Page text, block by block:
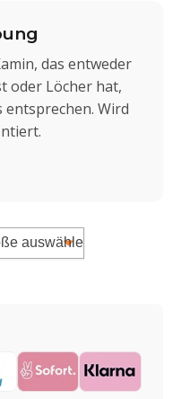
das entweder
oder Löcher hat,
entsprechen. Wird